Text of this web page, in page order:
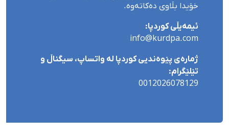
خۆیدا بڵاوی دەکاتەوە.
ئیمەیڵی کوردپا:
info@kurdpa.com
ژمارەی پێوەندیی کوردپا لە واتساپ، سیگناڵ و
تێلێگرام:
0012026078129